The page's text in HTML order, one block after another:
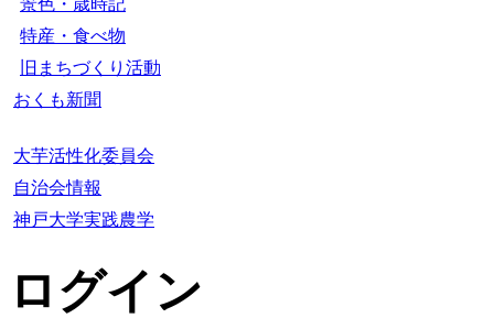
特産・食べ物
旧まちづくり活動
おくも新聞
大芋活性化委員会
自治会情報
神戸大学実践農学
ログイン